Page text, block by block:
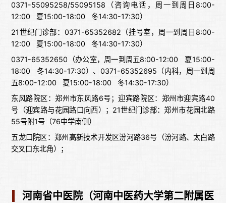
0371-55095258/55095158（咨询电话，周一到周日8:00-
12:00 夏15:00-18:00 冬14:30-17:30）
21世纪门诊部：0371-65352682（挂号室，周一到周日8:00-
12:00 夏15:00-18:00 冬14:30-17:30）
0371-65352650（办公室，周一到周五8:00-12:00 夏15:00-
18:00 冬14:30-17:30）、0371-65352695（内科，周一到周
五8:00-12:00 夏15:00-18:00 冬14:30-17:30）
东风路院区：郑州市东风路6号；迎宾路院区：郑州市迎宾路40
号（迎宾路与花园路口向西）；21世纪门诊部：郑州市花园北路
55号附1号（76中学南侧）
五龙口院区：郑州高新技术开发区汾河路36号（汾河路、太白路
交叉口东北角）；
河南省中医院（河南中医药大学第二附属医